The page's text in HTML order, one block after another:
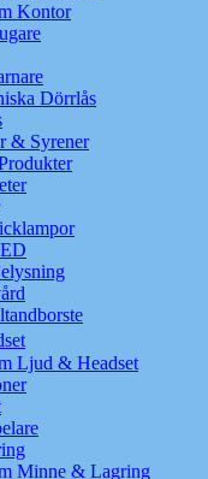
Kontor
Dörrlås
& Syrener
Ljud & Headset
Minne & Lagring